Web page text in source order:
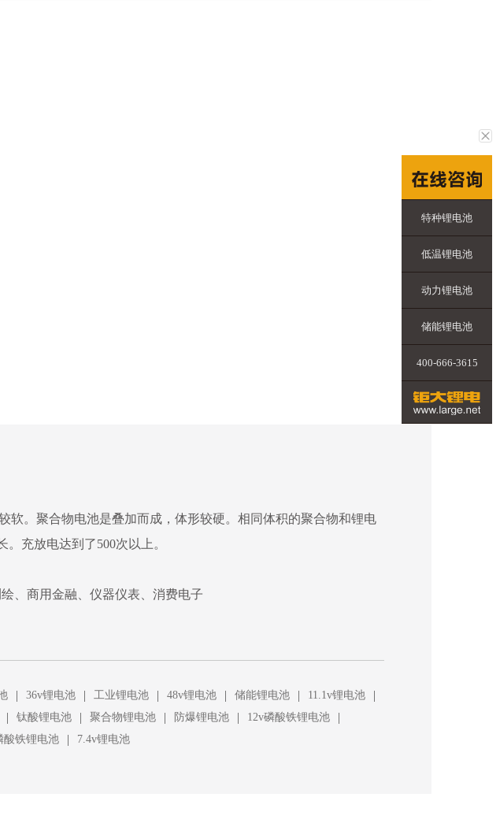
软。聚合物电池是叠加而成，体形较硬。相同体积的聚合物和锂电
充放电达到了500次以上。
、商用金融、仪器仪表、消费电子
| 36v锂电池 | 工业锂电池 | 48v锂电池 | 储能锂电池 | 11.1v锂电池 |
| 钛酸锂电池 | 聚合物锂电池 | 防爆锂电池 | 12v磷酸铁锂电池 |
酸铁锂电池 | 7.4v锂电池
特种锂电池
低温锂电池
动力锂电池
储能锂电池
400-666-3615